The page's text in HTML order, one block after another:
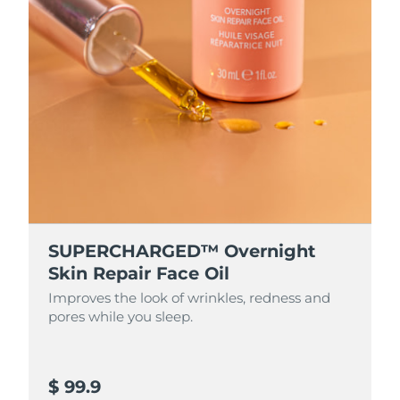
SUPERCHARGED™ Overnight
Skin Repair Face Oil
Improves the look of wrinkles, redness and
pores while you sleep.
$ 99.9
Litauen Erwartete Lieferung
Luxemburg
SonderverwaltungsregionErwartete Lieferung
Mexiko Erwartete Lieferung
Monaco Erwartete Lieferung
Niederlande